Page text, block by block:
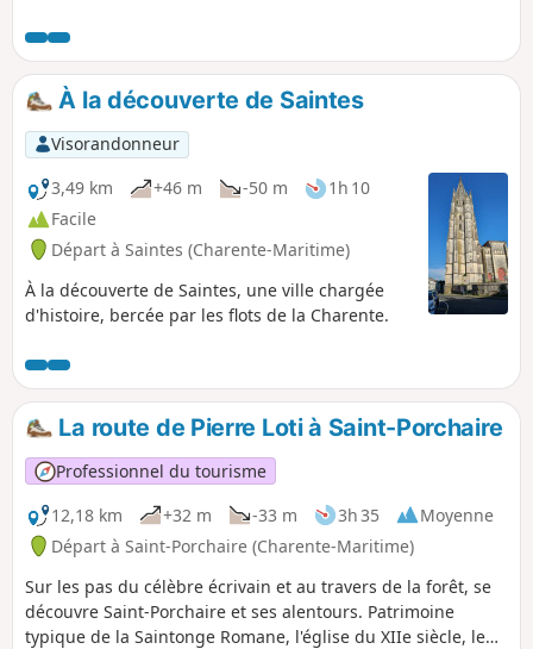
un patrimoine riche en histoire.
À la découverte de Saintes
Visorandonneur
3,49 km
+46 m -50 m
1h 10
Facile
Départ à Saintes (Charente-Maritime)
À la découverte de Saintes, une ville chargée
d'histoire, bercée par les flots de la Charente.
La route de Pierre Loti à Saint-Porchaire
Professionnel du tourisme
12,18 km
+32 m -33 m 3h 35
Moyenne
Départ à Saint-Porchaire (Charente-Maritime)
Sur les pas du célèbre écrivain et au travers de la forêt, se
découvre Saint-Porchaire et ses alentours. Patrimoine
typique de la Saintonge Romane, l'église du XIIe siècle, le